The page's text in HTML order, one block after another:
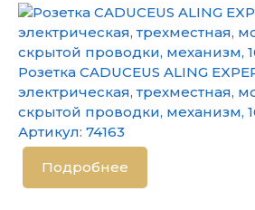
Розетка CADUCEUS ALING
электрическая, трехместная,
скрытой проводки, механизм,
Артикул: 74163
Подробнее